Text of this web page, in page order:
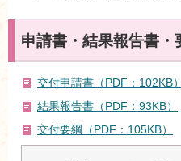
申請書・結果報告書・
交付申請書（PDF：102KB）
結果報告書（PDF：93KB）
交付要綱（PDF：105KB）